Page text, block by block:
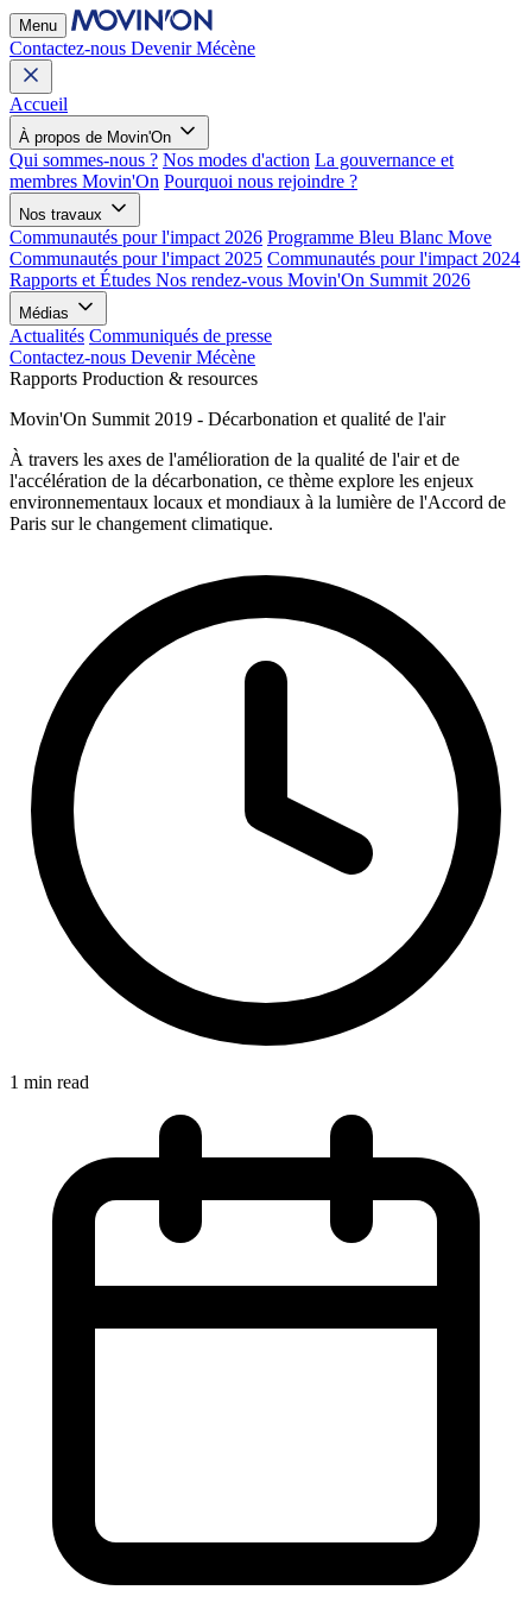
Menu
Contactez-nous Devenir Mécène
Accueil
À propos de Movin'On
Qui sommes-nous ? Nos modes d'action La gouvernance et
membres Movin'On Pourquoi nous rejoindre ?
Nos travaux
Communautés pour l'impact 2026 Programme Bleu Blanc Move
Communautés pour l'impact 2025 Communautés pour l'impact 2024
Rapports et Études Nos rendez-vous Movin'On Summit 2026
Médias
Actualités Communiqués de presse
Contactez-nous Devenir Mécène
Rapports Production & resources
Movin'On Summit 2019 - Décarbonation et qualité de l'air
À travers les axes de l'amélioration de la qualité de l'air et de
l'accélération de la décarbonation, ce thème explore les enjeux
environnementaux locaux et mondiaux à la lumière de l'Accord de
Paris sur le changement climatique.
1 min read